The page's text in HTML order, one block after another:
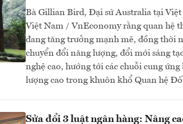
Bà Gillian Bird, Đại sứ Australia tại
Việt Nam / VnEconomy rằng quan hệ
đang tăng trưởng mạnh mẽ, đồng thời
chuyển đổi năng lượng, đổi mới sáng
nghệ cao, hướng tới các chuỗi cung
lượng cao trong khuôn khổ Quan hệ
Sửa đổi 3 luật ngân hàng: Nâng